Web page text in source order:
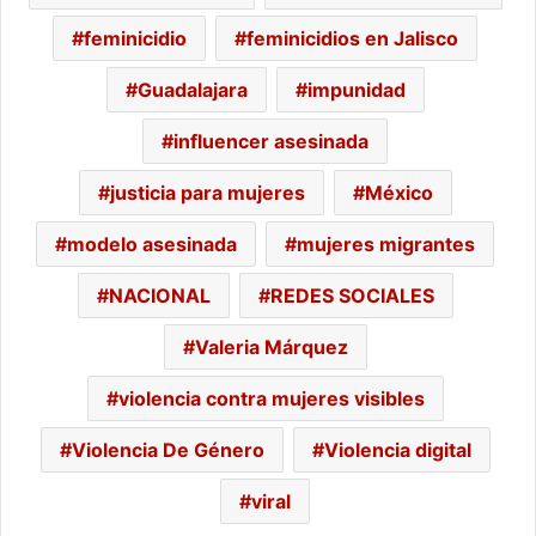
feminicidio feminicidios en Jalisco
Guadalajara impunidad
influencer asesinada
justicia para mujeres México
modelo asesinada mujeres migrantes
NACIONAL REDES SOCIALES
Valeria Márquez
violencia contra mujeres visibles
Violencia De Género Violencia digital
viral